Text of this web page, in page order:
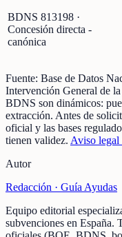
BDNS 813198 ·
Concesión directa -
canónica
Fuente: Base de Datos
Intervención General de
BDNS son dinámicos:
extracción. Antes de
oficial y las bases
tienen validez. Aviso
Autor
Redacción · Guía Ayudas
Equipo editorial
subvenciones en España.